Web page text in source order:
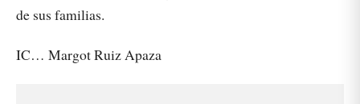
de sus familias.
IC… Margot Ruiz Apaza